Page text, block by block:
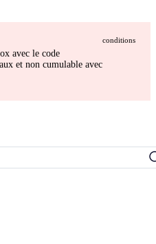
conditions
avec le code
et non cumulable avec